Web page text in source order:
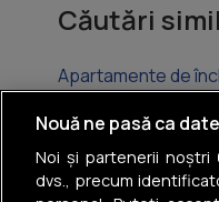
Căutări
Apartamente de
Apartamente de
Apartamente de
Nouă ne pasă ca
Noi și partenerii noștri
dvs., precum